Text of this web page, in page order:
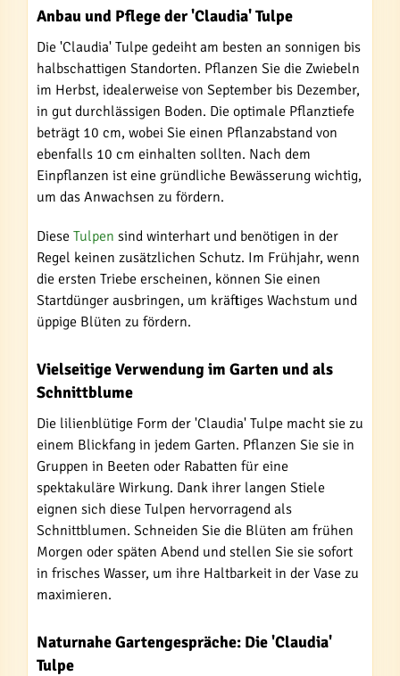
Anbau und Pflege der 'Claudia' Tulpe
Die 'Claudia' Tulpe gedeiht am besten an sonnigen bis
halbschattigen Standorten. Pflanzen Sie die Zwiebeln
im Herbst, idealerweise von September bis Dezember,
in gut durchlässigen Boden. Die optimale Pflanztiefe
beträgt 10 cm, wobei Sie einen Pflanzabstand von
ebenfalls 10 cm einhalten sollten. Nach dem
Einpflanzen ist eine gründliche Bewässerung wichtig,
um das Anwachsen zu fördern.
Diese Tulpen sind winterhart und benötigen in der
Regel keinen zusätzlichen Schutz. Im Frühjahr, wenn
die ersten Triebe erscheinen, können Sie einen
Startdünger ausbringen, um kräftiges Wachstum und
üppige Blüten zu fördern.
Vielseitige Verwendung im Garten und als
Schnittblume
Die lilienblütige Form der 'Claudia' Tulpe macht sie zu
einem Blickfang in jedem Garten. Pflanzen Sie sie in
Gruppen in Beeten oder Rabatten für eine
spektakuläre Wirkung. Dank ihrer langen Stiele
eignen sich diese Tulpen hervorragend als
Schnittblumen. Schneiden Sie die Blüten am frühen
Morgen oder späten Abend und stellen Sie sie sofort
in frisches Wasser, um ihre Haltbarkeit in der Vase zu
maximieren.
Naturnahe Gartengespräche: Die 'Claudia'
Tulpe